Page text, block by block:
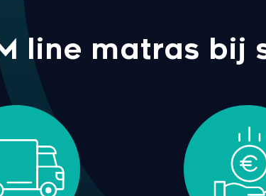
line matras bij